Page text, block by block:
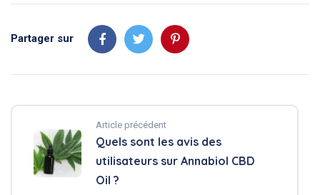
Partager sur
Article précédent
Quels sont les avis des
utilisateurs sur Annabiol CBD
Oil ?